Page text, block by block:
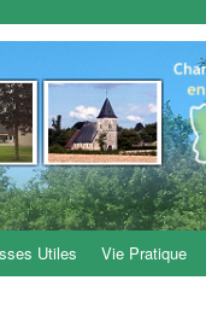
Utiles Vie Pratique